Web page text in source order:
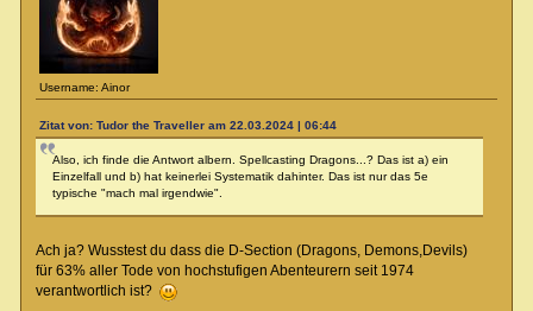
Username: Ainor
Zitat von: Tudor the Traveller am 22.03.2024 | 06:44
Also, ich finde die Antwort albern. Spellcasting Dragons...? Das ist a) ein
Einzelfall und b) hat keinerlei Systematik dahinter. Das ist nur das 5e
typische "mach mal irgendwie".
Ach ja? Wusstest du dass die D-Section (Dragons, Demons,Devils)
für 63% aller Tode von hochstufigen Abenteurern seit 1974
verantwortlich ist?